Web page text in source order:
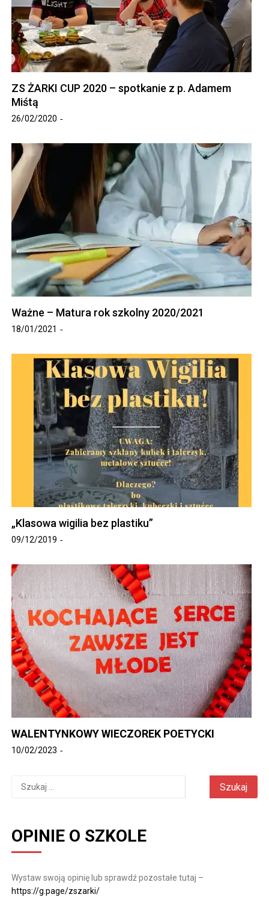
ZS ŻARKI CUP 2020 – spotkanie z p. Adamem
Miśtą
26/02/2020
Ważne – Matura rok szkolny 2020/2021
18/01/2021
„Klasowa wigilia bez plastiku”
09/12/2019
WALENTYNKOWY WIECZOREK POETYCKI
10/02/2023
Szukaj:
OPINIE O SZKOLE
Wystaw swoją opinię lub sprawdź pozostałe tutaj –
https://g.page/zszarki/